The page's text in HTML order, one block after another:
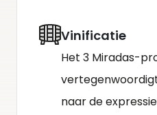
Vinificatie
Het 3 Miradas-
naar de